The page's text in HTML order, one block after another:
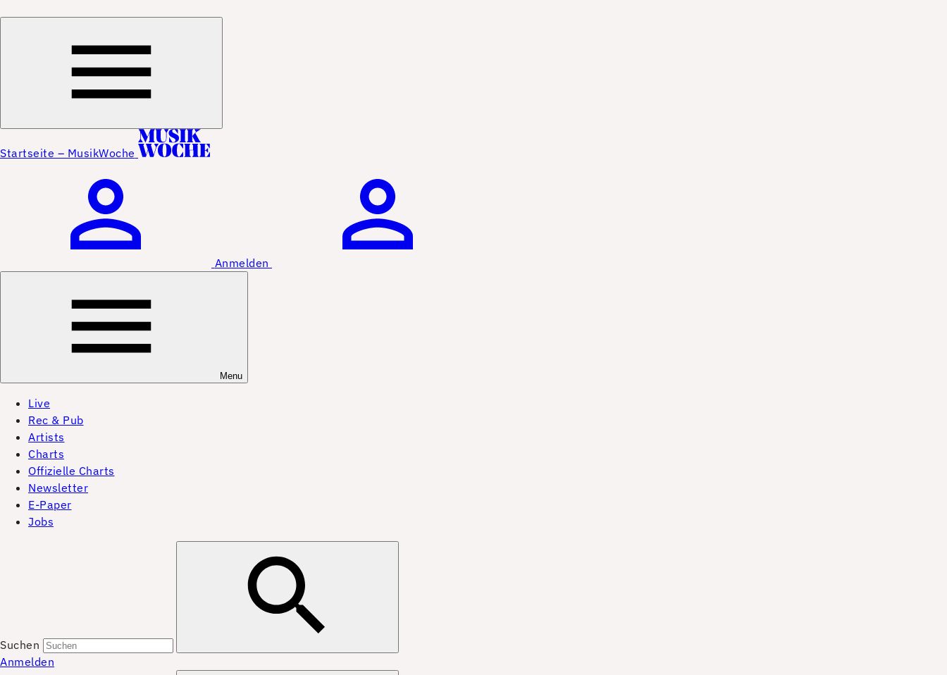
Startseite – MusikWoche
Anmelden
Menu
Live
Rec & Pub
Artists
Charts
Offizielle Charts
Newsletter
E-Paper
Jobs
Suchen
Anmelden